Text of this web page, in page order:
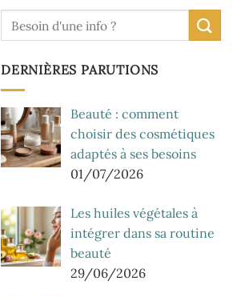
DERNIÈRES PARUTIONS
Beauté : comment
choisir des cosmétiques
adaptés à ses besoins
01/07/2026
Les huiles végétales à
intégrer dans sa routine
beauté
29/06/2026